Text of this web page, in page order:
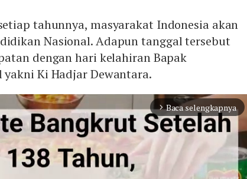
tahunnya, masyarakat Indonesia akan
Nasional. Adapun tanggal tersebut
dengan hari kelahiran Bapak
yakni Ki Hadjar Dewantara.
arrow_forward_ios Baca selengkapnya